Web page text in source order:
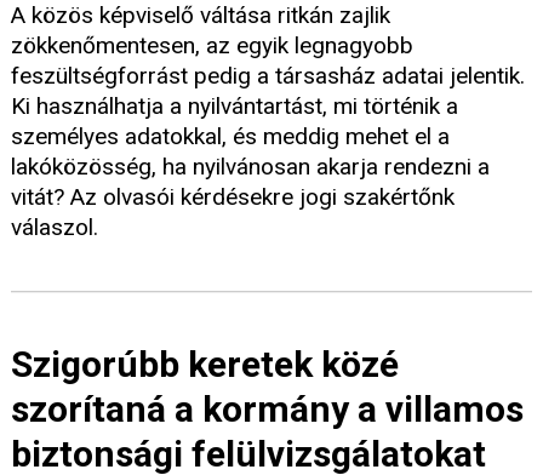
A közös képviselő váltása ritkán zajlik
zökkenőmentesen, az egyik legnagyobb
feszültségforrást pedig a társasház adatai jelentik.
Ki használhatja a nyilvántartást, mi történik a
személyes adatokkal, és meddig mehet el a
lakóközösség, ha nyilvánosan akarja rendezni a
vitát? Az olvasói kérdésekre jogi szakértőnk
válaszol.
Szigorúbb keretek közé
szorítaná a kormány a villamos
biztonsági felülvizsgálatokat